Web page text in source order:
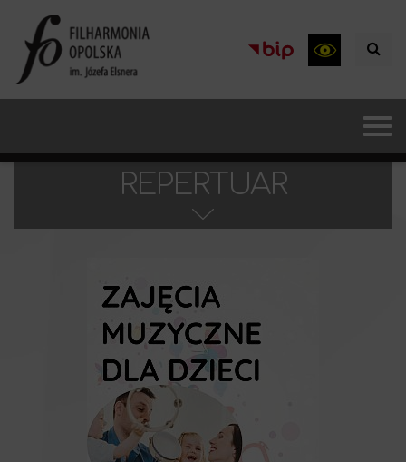
REPERTUAR